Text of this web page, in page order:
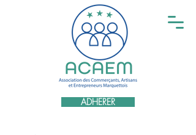
ADHERER